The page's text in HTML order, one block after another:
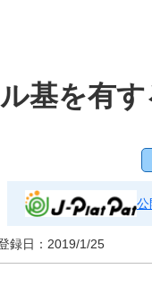
基を有
公
録日： 2019/1/25